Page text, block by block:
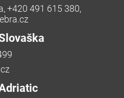
+420 491 615 380,